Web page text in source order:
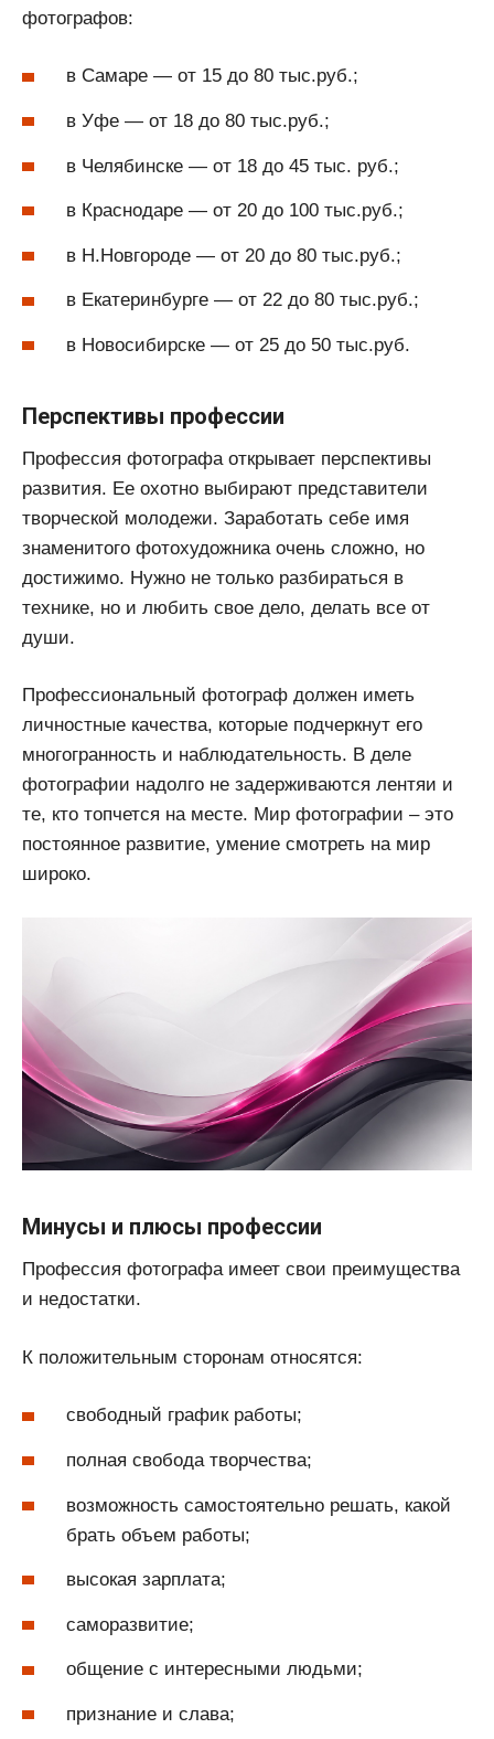
фотографов:
в Самаре — от 15 до 80 тыс.руб.;
в Уфе — от 18 до 80 тыс.руб.;
в Челябинске — от 18 до 45 тыс. руб.;
в Краснодаре — от 20 до 100 тыс.руб.;
в Н.Новгороде — от 20 до 80 тыс.руб.;
в Екатеринбурге — от 22 до 80 тыс.руб.;
в Новосибирске — от 25 до 50 тыс.руб.
Перспективы профессии
Профессия фотографа открывает перспективы
развития. Ее охотно выбирают представители
творческой молодежи. Заработать себе имя
знаменитого фотохудожника очень сложно, но
достижимо. Нужно не только разбираться в
технике, но и любить свое дело, делать все от
души.
Профессиональный фотограф должен иметь
личностные качества, которые подчеркнут его
многогранность и наблюдательность. В деле
фотографии надолго не задерживаются лентяи и
те, кто топчется на месте. Мир фотографии – это
постоянное развитие, умение смотреть на мир
широко.
Минусы и плюсы профессии
Профессия фотографа имеет свои преимущества
и недостатки.
К положительным сторонам относятся:
свободный график работы;
полная свобода творчества;
возможность самостоятельно решать, какой
брать объем работы;
высокая зарплата;
саморазвитие;
общение с интересными людьми;
признание и слава;